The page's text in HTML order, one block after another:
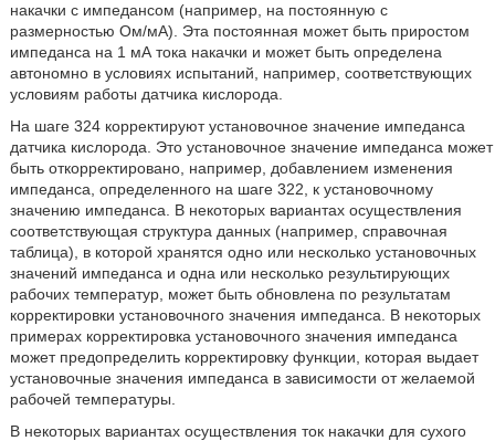
накачки с импедансом (например, на постоянную с
размерностью Ом/мА). Эта постоянная может быть приростом
импеданса на 1 мА тока накачки и может быть определена
автономно в условиях испытаний, например, соответствующих
условиям работы датчика кислорода.
На шаге 324 корректируют установочное значение импеданса
датчика кислорода. Это установочное значение импеданса может
быть откорректировано, например, добавлением изменения
импеданса, определенного на шаге 322, к установочному
значению импеданса. В некоторых вариантах осуществления
соответствующая структура данных (например, справочная
таблица), в которой хранятся одно или несколько установочных
значений импеданса и одна или несколько результирующих
рабочих температур, может быть обновлена по результатам
корректировки установочного значения импеданса. В некоторых
примерах корректировка установочного значения импеданса
может предопределить корректировку функции, которая выдает
установочные значения импеданса в зависимости от желаемой
рабочей температуры.
В некоторых вариантах осуществления ток накачки для сухого